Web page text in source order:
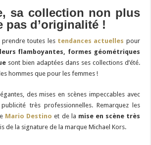
sa collection non plus
pas d’originalité !
prendre toutes les tendances actuelles pour
flamboyantes, formes géométriques
sont bien adaptées dans ses collections d’été.
hommes que pour les femmes !
des mises en scènes impeccables avec
très professionnelles. Remarquez les
Mario Destino et de la mise en scène très
de la signature de la marque Michael Kors.